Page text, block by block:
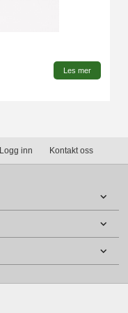
Les mer
Logg inn Kontakt oss